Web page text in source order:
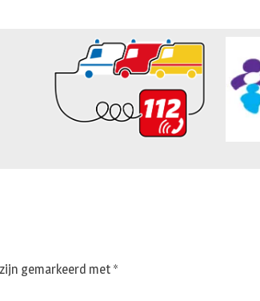
gemarkeerd met *